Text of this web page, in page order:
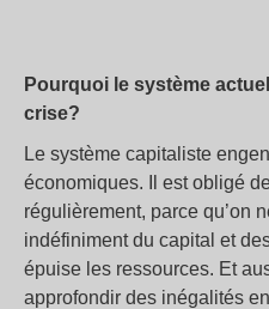
Pourquoi le système
crise?
Le système capitaliste
économiques. Il est obligé
régulièrement, parce qu’on
indéfiniment du capital et
épuise les ressources. Et
approfondir des inégalités